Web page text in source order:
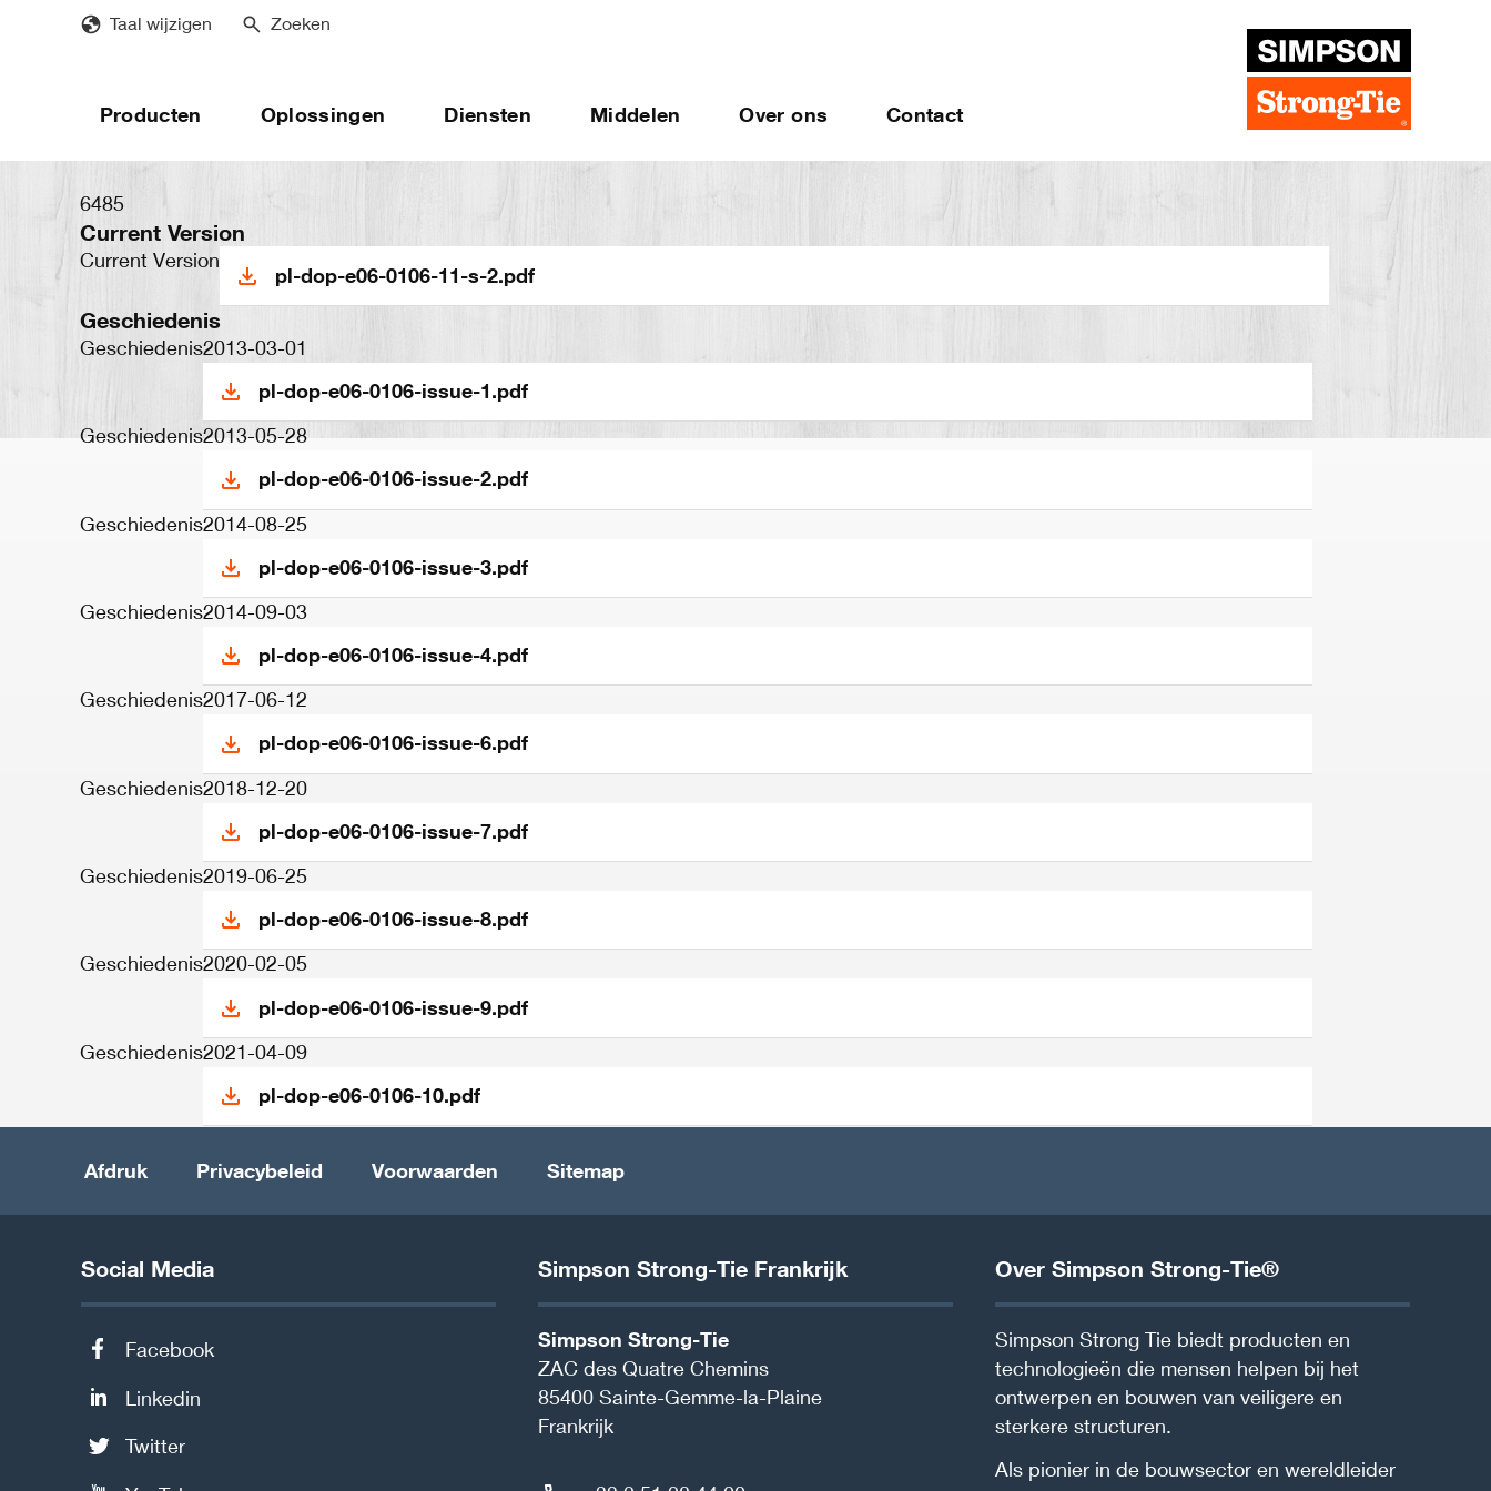
Taal wijzigen Zoeken
Producten Oplossingen Diensten Middelen Over ons Contact
6485
Current Version
Current Version
pl-dop-e06-0106-11-s-2.pdf
Geschiedenis
Geschiedenis2013-03-01
pl-dop-e06-0106-issue-1.pdf
Geschiedenis2013-05-28
pl-dop-e06-0106-issue-2.pdf
Geschiedenis2014-08-25
pl-dop-e06-0106-issue-3.pdf
Geschiedenis2014-09-03
pl-dop-e06-0106-issue-4.pdf
Geschiedenis2017-06-12
pl-dop-e06-0106-issue-6.pdf
Geschiedenis2018-12-20
pl-dop-e06-0106-issue-7.pdf
Geschiedenis2019-06-25
pl-dop-e06-0106-issue-8.pdf
Geschiedenis2020-02-05
pl-dop-e06-0106-issue-9.pdf
Geschiedenis2021-04-09
pl-dop-e06-0106-10.pdf
Afdruk Privacybeleid Voorwaarden Sitemap
Over Simpson Strong-Tie®
Simpson Strong Tie biedt producten en
technologieën die mensen helpen bij het
ontwerpen en bouwen van veiligere en
sterkere structuren.
Als pionier in de bouwsector en wereldleider
Simpson Strong-Tie Frankrijk
Simpson Strong-Tie
ZAC des Quatre Chemins
85400 Sainte-Gemme-la-Plaine
Frankrijk
Social Media
Facebook
Linkedin
Twitter